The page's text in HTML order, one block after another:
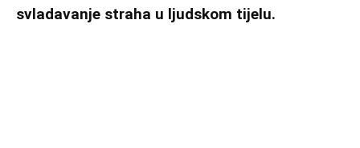
svladavanje straha u ljudskom tijelu.